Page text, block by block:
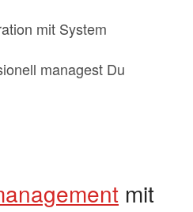
mit System
managest Du
mit